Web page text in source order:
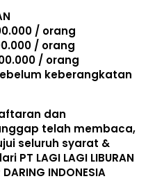
/ orang
/ orang
/ orang
keberangkatan
dan
telah membaca,
seluruh syarat &
PT LAGI LAGI LIBURAN
INDONESIA